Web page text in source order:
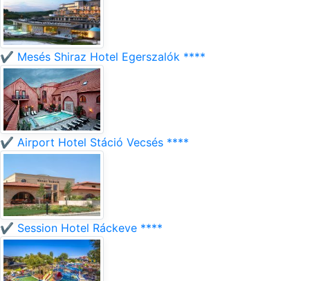
✔️ Mesés Shiraz Hotel Egerszalók ****
✔️ Airport Hotel Stáció Vecsés ****
✔️ Session Hotel Ráckeve ****